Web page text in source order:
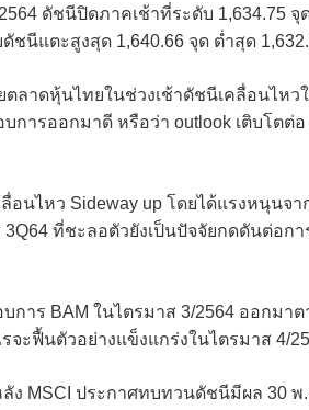
ดัชนีปิดภาคเช้าที่ระดับ 1,634.75 จุ
ชนีแตะสูงสุด 1,640.66 จุด ต่ำสุด
ตลาดหุ้นไทยในช่วงเช้าดัชนีเคลื่อนไห
ารออกมาดี หรือว่า outlook เติบโตต่อ
อนไหว Sideway up โดยได้แรงหนุน
3Q64 ที่ชะลอตัวยังเป็นปัจจัยกดดันต่อ
การ BAM ในไตรมาส 3/2564 ออกมา
จะฟื้นตัวอย่างแข็งแกร่งในไตรมาส 4/
ง MSCI ประกาศทบทวนดัชนีมีผล 30